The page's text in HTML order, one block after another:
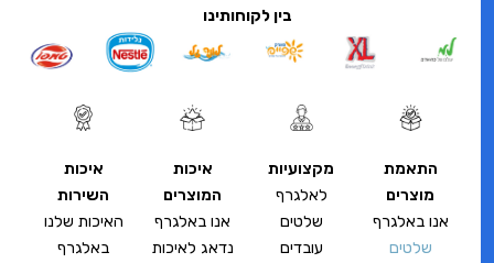
בין לקוחותינו
התאמת
מוצרים
אנו באלגרף
שלטים
מקצועיות
לאלגרף
שלטים
עובדים
איכות
המוצרים
אנו באלגרף
נדאג לאיכות
איכות
השירות
האיכות שלנו
באלגרף